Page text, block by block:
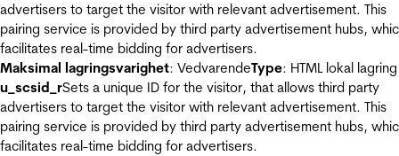
advertisers to target the visitor with relevant advertisement. This
pairing service is provided by third party advertisement hubs,
facilitates real-time bidding for advertisers.
Maksimal lagringsvarighet: VedvarendeType: HTML lokal lagring
u_scsid_rSets a unique ID for the visitor, that allows third party
advertisers to target the visitor with relevant advertisement. This
pairing service is provided by third party advertisement hubs,
facilitates real-time bidding for advertisers.